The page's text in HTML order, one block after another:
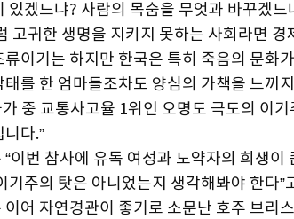
있겠느냐? 사람의 목숨을 무엇과 바꾸겠
고귀한 생명을 지키지 못하는 사회라면
류이기는 하지만 한국은 특히 죽음의 문화
태를 한 엄마들조차도 양심의 가책을 느끼
중 교통사고율 1위인 오명도 극도의 이
다.”
“이번 참사에 유독 여성과 노약자의 희생이
기주의 탓은 아니었는지 생각해봐야 한다”
이어 자연경관이 좋기로 소문난 호주 브